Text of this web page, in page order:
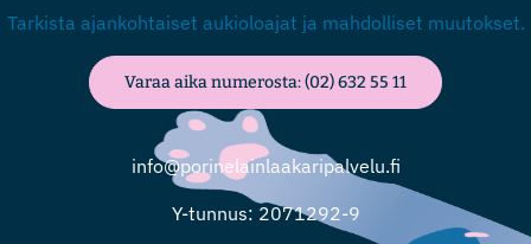
Tarkista ajankohtaiset aukioloajat ja mahdolliset muutokset.
Varaa aika numerosta: (02) 632 55 11
info@porinelainlaakaripalvelu.fi
Y-tunnus: 2071292-9